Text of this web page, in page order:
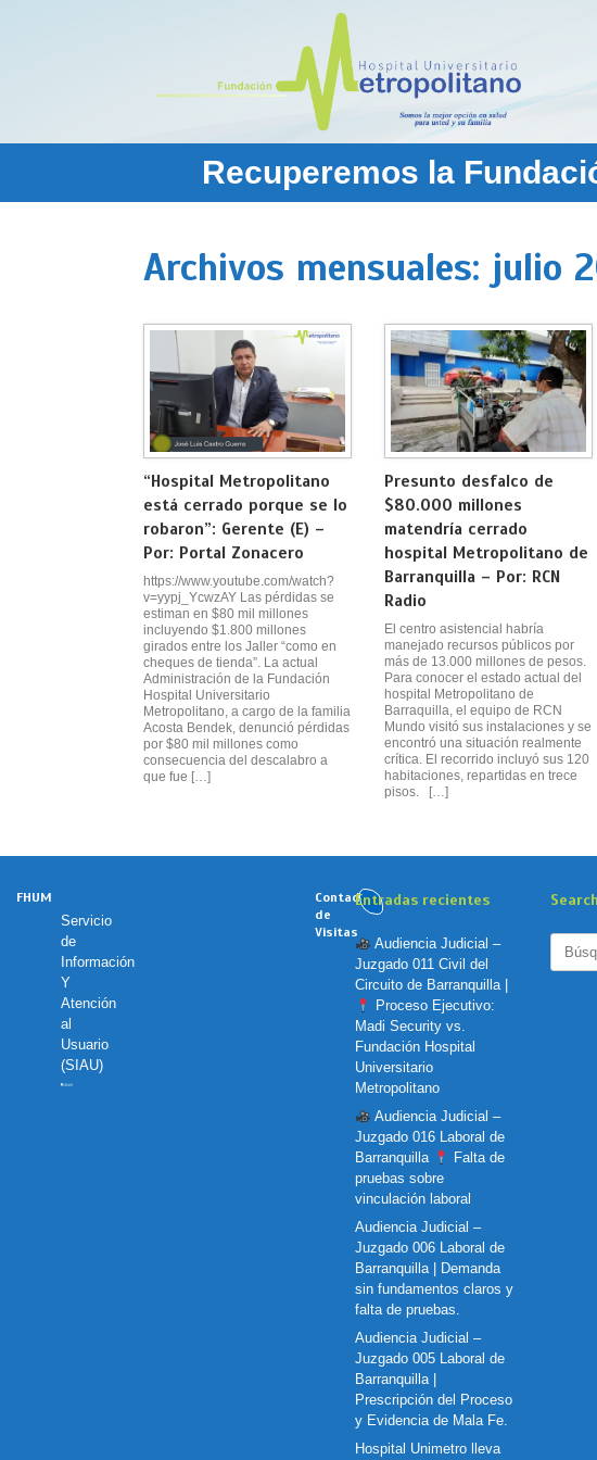
Recuperemos la
Archivos mensuales: julio
“Hospital Metropolitano
está cerrado porque se lo
robaron”: Gerente (E) –
Por: Portal Zonacero
https://www.youtube.com/watch?
v=yypj_YcwzAY Las pérdidas se
estiman en $80 mil millones
incluyendo $1.800 millones
girados entre los Jaller “como en
cheques de tienda”. La actual
Administración de la Fundación
Hospital Universitario
Metropolitano, a cargo de la familia
Acosta Bendek, denunció pérdidas
por $80 mil millones como
consecuencia del descalabro a
que fue […]
Presunto desfalco de
$80.000 millones
matendría cerrado
hospital Metropolitano de
Barranquilla – Por: RCN
Radio
El centro asistencial habría
manejado recursos públicos por
más de 13.000 millones de pesos.
Para conocer el estado actual del
hospital Metropolitano de
Barraquilla, el equipo de RCN
Mundo visitó sus instalaciones y se
encontró una situación realmente
crítica. El recorrido incluyó sus 120
habitaciones, repartidas en trece
pisos. […]
FHUM
Servicio
de
Información
Y
Atención
al
Usuario
(SIAU)
Contador
de
Visitas
Entradas recientes
Audiencia Judicial –
Juzgado 011 Civil del
Circuito de Barranquilla |
Proceso Ejecutivo:
Madi Security vs.
Fundación Hospital
Universitario
Metropolitano
Audiencia Judicial –
Juzgado 016 Laboral de
Barranquilla
Falta de
pruebas sobre
vinculación laboral
Audiencia Judicial –
Juzgado 006 Laboral de
Barranquilla | Demanda
sin fundamentos claros y
falta de pruebas.
Audiencia Judicial –
Juzgado 005 Laboral de
Barranquilla |
Prescripción del Proceso
y Evidencia de Mala Fe.
Hospital Unimetro lleva
Search
Buscar: